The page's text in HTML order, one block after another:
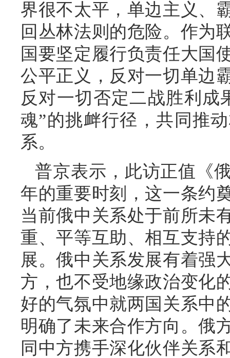
界很不太平，单边主义、
回丛林法则的危险。作为
国要坚定履行负责任大国
公平正义，反对一切单边
反对一切否定二战胜利成
魂”的挑衅行径，共同推
系。
普京表示，此访正值《
年的重要时刻，这一条约
当前俄中关系处于前所未
重、平等互助、相互支持
展。俄中关系发展有着强
方，也不受地缘政治变化
好的气氛中就两国关系中
明确了未来合作方向。俄
同中方携手深化伙伴关系